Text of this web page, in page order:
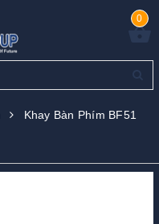
0
Khay Bàn Phím BF51